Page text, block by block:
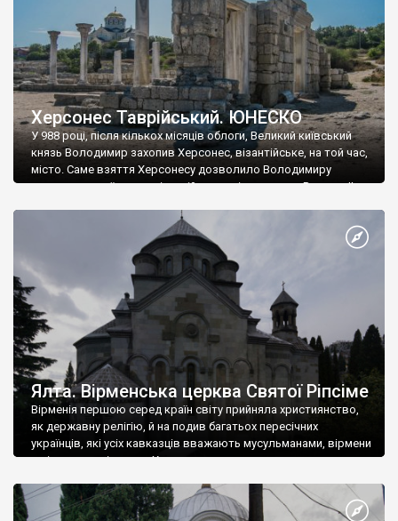
Херсонес Таврійський. ЮНЕСКО
У 988 році, після кількох місяців облоги, Великий київський
князь Володимир захопив Херсонес, візантійське, на той час,
місто. Саме взяття Херсонесу дозволило Володимиру
диктувати свої умови візантійському імператору Василю ІІ, та
Херсонесі Володимир-язичник, став Василем-християнином.
А потім було Хрещення Русі. На честь Херсонесу Таврійського
Ялта. Вірменська церква Святої Ріпсіме
Вірменія першою серед країн світу прийняла християнство,
як державну релігію, й на подив багатьох пересічних
українців, які усіх кавказців вважають мусульманами, вірмени
є відданими вірянами Христа